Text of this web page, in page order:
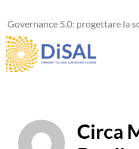
contenuto
5.0: progettare la scuola
News Circa